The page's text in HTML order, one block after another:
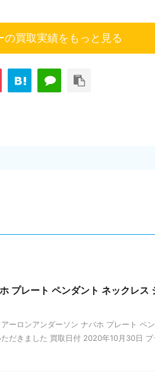
買取実績をもっと見る
プレート ペンダント ネックレス
ーロンアンダーソン ナバホ プレート ペ
だきました 買取日付 2020年10月30日 ブ